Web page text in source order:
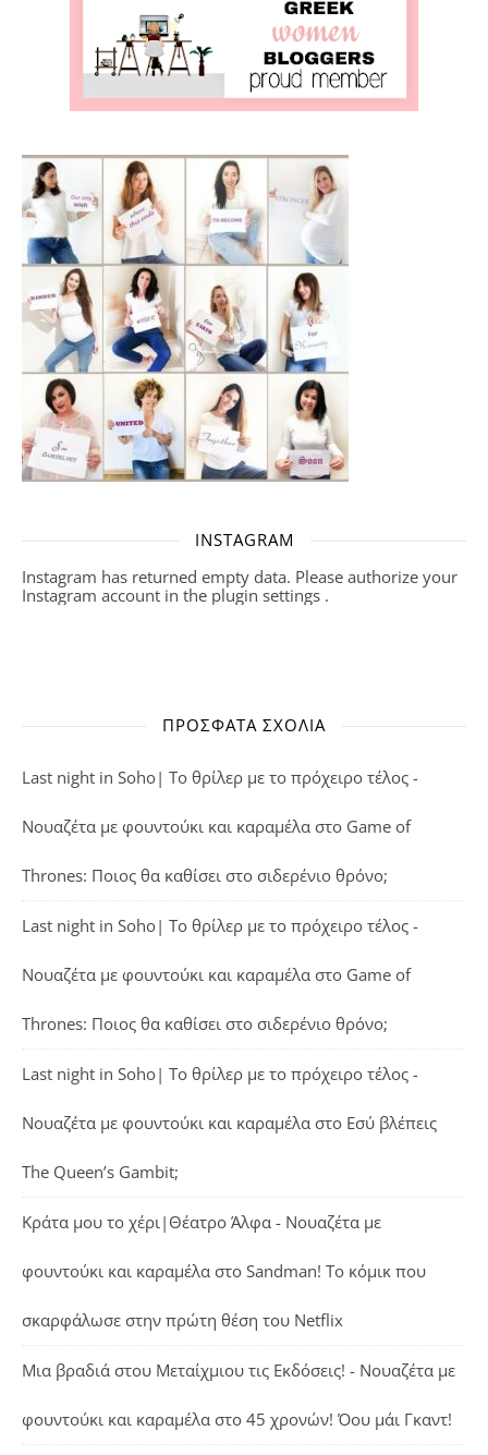
INSTAGRAM
Instagram has returned empty data. Please authorize your
Instagram account in the plugin settings .
ΠΡΌΣΦΑΤΑ ΣΧΌΛΙΑ
Last night in Soho| Το θρίλερ με το πρόχειρο τέλος -
Νουαζέτα με φουντούκι και καραμέλα στο Game of
Thrones: Ποιος θα καθίσει στο σιδερένιο θρόνο;
Last night in Soho| Το θρίλερ με το πρόχειρο τέλος -
Νουαζέτα με φουντούκι και καραμέλα στο Game of
Thrones: Ποιος θα καθίσει στο σιδερένιο θρόνο;
Last night in Soho| Το θρίλερ με το πρόχειρο τέλος -
Νουαζέτα με φουντούκι και καραμέλα στο Εσύ βλέπεις
The Queen’s Gambit;
Κράτα μου το χέρι|Θέατρο Άλφα - Νουαζέτα με
φουντούκι και καραμέλα στο Sandman! Το κόμικ που
σκαρφάλωσε στην πρώτη θέση του Netflix
Μια βραδιά στου Μεταίχμιου τις Εκδόσεις! - Νουαζέτα με
φουντούκι και καραμέλα στο 45 χρονών! Όου μάι Γκαντ!